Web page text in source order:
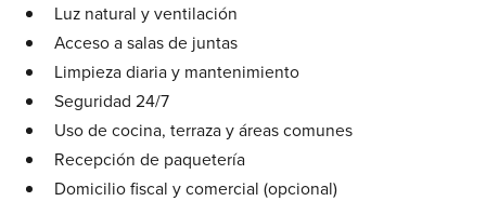
Luz natural y ventilación
Acceso a salas de juntas
Limpieza diaria y mantenimiento
Seguridad 24/7
Uso de cocina, terraza y áreas comunes
Recepción de paquetería
Domicilio fiscal y comercial (opcional)